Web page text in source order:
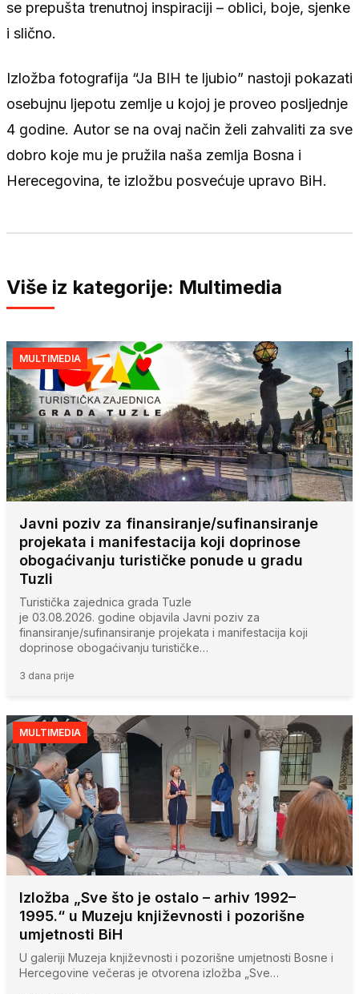
se prepušta trenutnoj inspiraciji – oblici, boje, sjenke
i slično.
Izložba fotografija “Ja BIH te ljubio” nastoji pokazati
osebujnu ljepotu zemlje u kojoj je proveo posljednje
4 godine. Autor se na ovaj način želi zahvaliti za sve
dobro koje mu je pružila naša zemlja Bosna i
Herecegovina, te izložbu posvećuje upravo BiH.
Više iz kategorije: Multimedia
MULTIMEDIA
Javni poziv za finansiranje/sufinansiranje
projekata i manifestacija koji doprinose
obogaćivanju turističke ponude u gradu
Tuzli
Turistička zajednica grada Tuzle
je 03.08.2026. godine objavila Javni poziv za
finansiranje/sufinansiranje projekata i manifestacija koji
doprinose obogaćivanju turističke…
3 dana prije
MULTIMEDIA
Izložba „Sve što je ostalo – arhiv 1992–
1995.“ u Muzeju književnosti i pozorišne
umjetnosti BiH
U galeriji Muzeja književnosti i pozorišne umjetnosti Bosne i
Hercegovine večeras je otvorena izložba „Sve…